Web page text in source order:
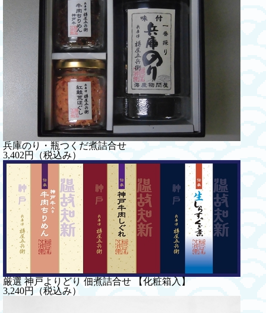
兵庫のり・瓶つくだ煮詰合せ
3,402円（税込み）
厳選 神戸よりどり 佃煮詰合せ 【化粧箱入】
3,240円（税込み）